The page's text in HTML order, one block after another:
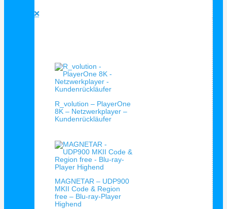
R_volution – PlayerOne
8K – Netzwerkplayer –
Kundenrückläufer
MAGNETAR – UDP900
MKII Code & Region
free – Blu-ray-Player
Highend